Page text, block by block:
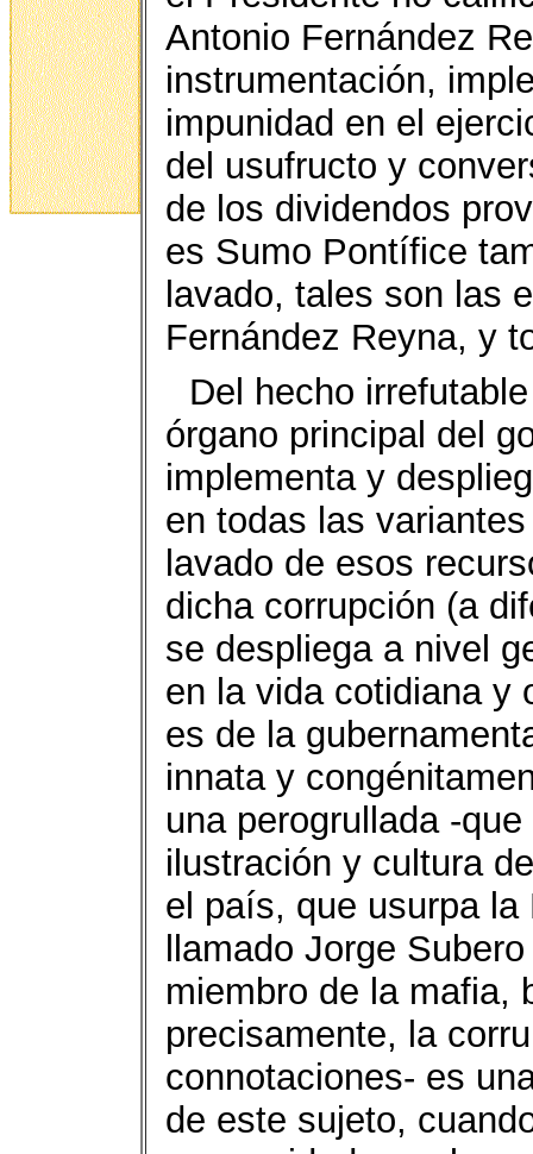
Antonio Fernández
instrumentación,
impunidad en el
del usufructo y
de los dividendos
es Sumo Pontífice
lavado, tales son las
Fernández Reyna, y
Del hecho
órgano principal del
implementa y
en todas las
lavado de esos
dicha corrupción (a
se despliega a nivel
en la vida cotidiana y
es de la
innata y
una perogrullada -
ilustración y cultura
el país, que usurpa
llamado Jorge
miembro de la mafia,
precisamente, la
connotaciones- es
de este sujeto,